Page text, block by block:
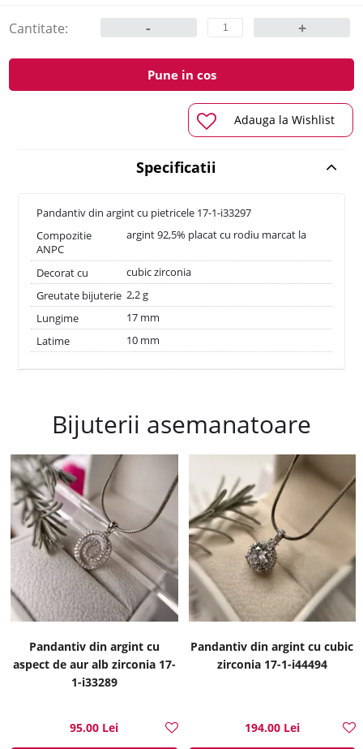
Adauga la Wishlist
Cantitate: - +
Pune in cos
Specificatii
Pandantiv din argint cu pietricele 17-1-i33297
Compozitie
argint 92,5% placat cu rodiu marcat la
ANPC
Decorat cu
cubic zirconia
Greutate bijuterie 2,2 g
Lungime
17 mm
Latime
10 mm
Bijuterii asemanatoare
Pandantiv din argint cu
aspect de aur alb zirconia 17-
1-i33289
95.00 Lei
Pandantiv din argint cu cubic
zirconia 17-1-i44494
194.00 Lei